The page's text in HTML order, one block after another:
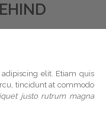
elit. Etiam quis
tincidunt at commodo
justo rutrum magna